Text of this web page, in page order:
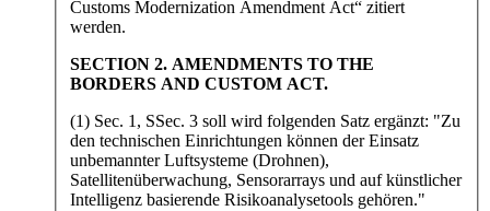
Customs Modernization Amendment Act“ zitiert
werden.
SECTION 2. AMENDMENTS TO THE
BORDERS AND CUSTOM ACT.
(1) Sec. 1, SSec. 3 soll wird folgenden Satz ergänzt: "Zu
den technischen Einrichtungen können der Einsatz
unbemannter Luftsysteme (Drohnen),
Satellitenüberwachung, Sensorarrays und auf künstlicher
Intelligenz basierende Risikoanalysetools gehören."